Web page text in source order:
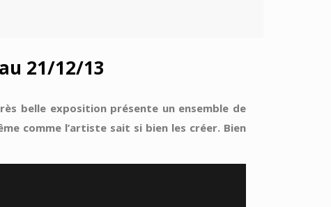
21/12/13
belle exposition présente un ensemble de
comme l’artiste sait si bien les créer. Bien